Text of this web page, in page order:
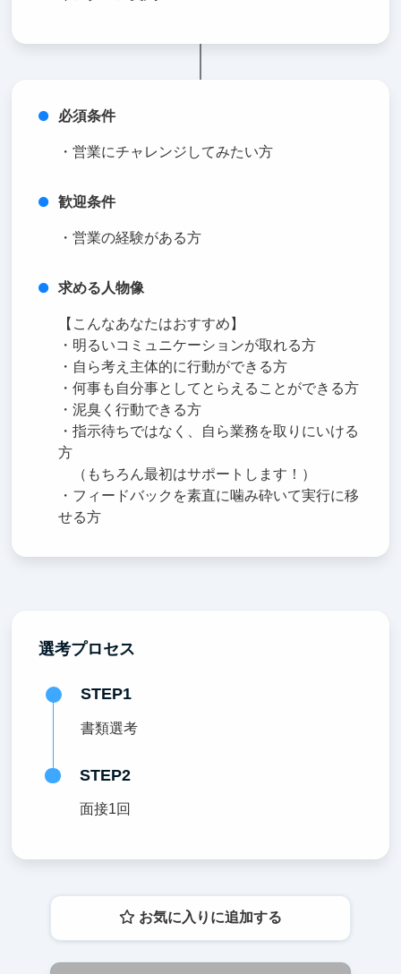
必須条件
・営業にチャレンジしてみたい方
歓迎条件
・営業の経験がある方
求める人物像
【こんなあなたはおすすめ】
・明るいコミュニケーションが取れる方
・自ら考え主体的に行動ができる方
・何事も自分事としてとらえることができる方
・泥臭く行動できる方
・指示待ちではなく、自ら業務を取りにいける
方
（もちろん最初はサポートします！）
・フィードバックを素直に噛み砕いて実行に移
せる方
選考プロセス
STEP1
書類選考
STEP2
面接1回
お気に入りに追加する